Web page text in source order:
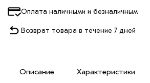
Оплата наличными и безналичным
Возврат товара в течение 7 дней
Описание Характеристики